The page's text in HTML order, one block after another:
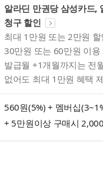
알라딘 만권당 삼성카드,
청구 할인
최대 1만원 또는 2만원 할
30만원 또는 60만원 이용
발급월 +1개월까지는 전
없어도 최대 1만원 혜택
560원(5%) + 멤버십
+ 5만원이상 구매시